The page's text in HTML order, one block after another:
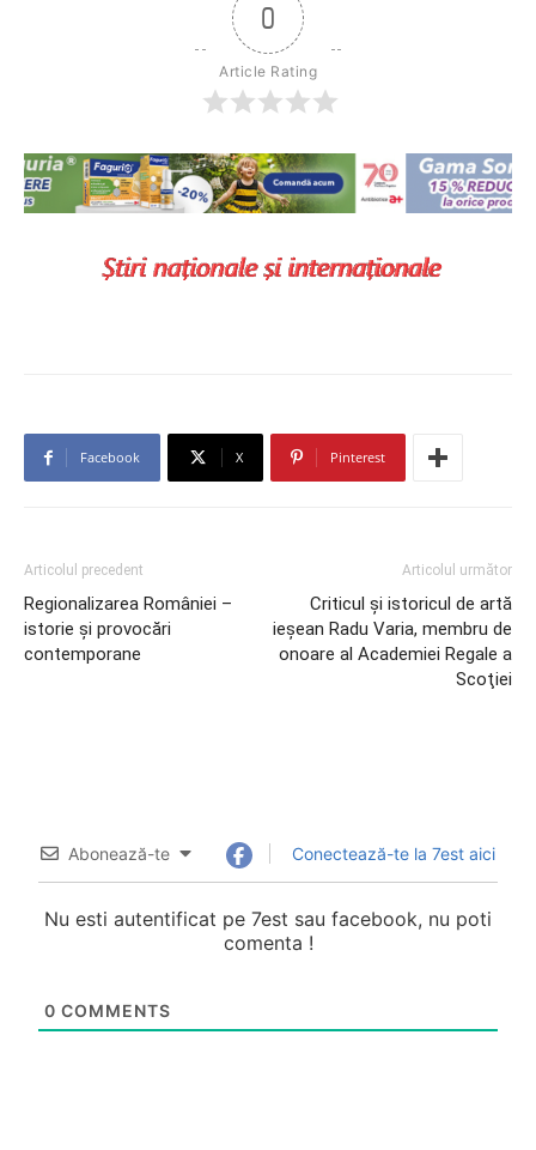
0
Article Rating
Facebook X Pinterest
Articolul precedent
Regionalizarea României –
istorie şi provocări
contemporane
Articolul următor
Criticul şi istoricul de artă
ieşean Radu Varia, membru de
onoare al Academiei Regale a
Scoţiei
Abonează-te Conectează-te la 7est aici
Nu esti autentificat pe 7est sau facebook, nu poti
comenta !
0 COMMENTS